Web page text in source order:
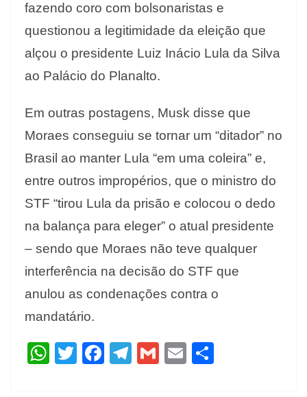
fazendo coro com bolsonaristas e
questionou a legitimidade da eleição que
alçou o presidente Luiz Inácio Lula da Silva
ao Palácio do Planalto.
Em outras postagens, Musk disse que
Moraes conseguiu se tornar um “ditador” no
Brasil ao manter Lula “em uma coleira” e,
entre outros impropérios, que o ministro do
STF “tirou Lula da prisão e colocou o dedo
na balança para eleger” o atual presidente
– sendo que Moraes não teve qualquer
interferência na decisão do STF que
anulou as condenações contra o
mandatário.
W T F T G E